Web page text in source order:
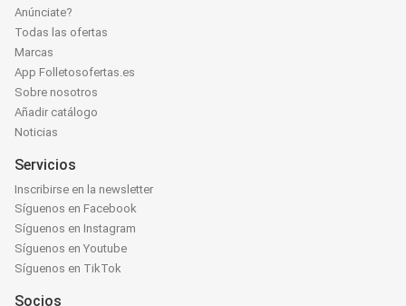
Anúnciate?
Todas las ofertas
Marcas
App Folletosofertas.es
Sobre nosotros
Añadir catálogo
Noticias
Servicios
Inscribirse en la newsletter
Síguenos en Facebook
Síguenos en Instagram
Síguenos en Youtube
Síguenos en TikTok
Socios